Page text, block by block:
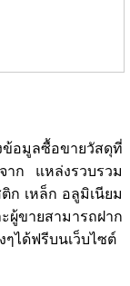
ข้อมูลซื้อขายวัสดุที่
าก แหล่งรวบรวม
ก เหล็ก อลูมิเนียม
ผู้ขายสามารถฝาก
ได้ฟรีบนเว็บไซต์